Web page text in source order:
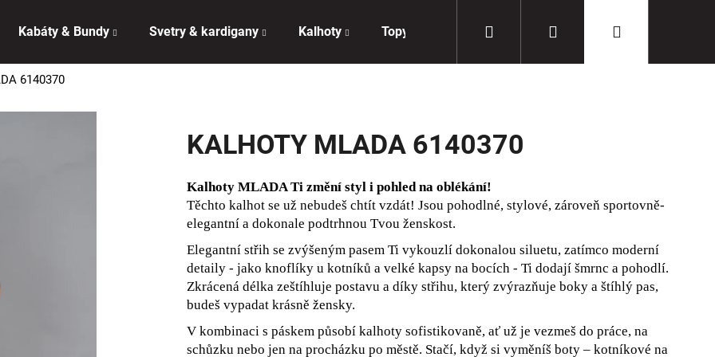
Kabáty & Bundy Svetry & kardigany Kalhoty Topy Doplňky Přihlášení
6140370
KALHOTY MLADA 6140370
Kalhoty MLADA Ti změní styl i pohled na oblékání!
Těchto kalhot se už nebudeš chtít vzdát! Jsou pohodlné, stylové, zároveň sportovně-
elegantní a dokonale podtrhnou Tvou ženskost.
Elegantní střih se zvýšeným pasem Ti vykouzlí dokonalou siluetu, zatímco moderní
detaily - jako knoflíky u kotníků a velké kapsy na bocích - Ti dodají šmrnc a pohodlí.
Zkrácená délka zeštíhluje postavu a díky střihu, který zvýrazňuje boky a štíhlý pas,
budeš vypadat krásně žensky.
V kombinaci s páskem působí kalhoty sofistikovaně, ať už je vezmeš do práce, na
schůzku nebo jen na procházku po městě. Stačí, když si vyměníš boty – kotníkové na
Co potřebujete najít?
HLEDAT